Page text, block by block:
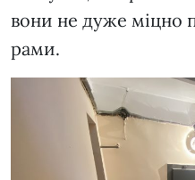
вони не дуже міцно
рами.